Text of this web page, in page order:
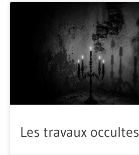
Les travaux occultes